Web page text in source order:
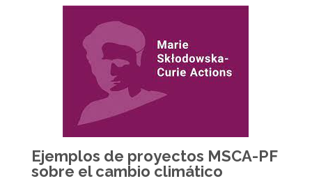
Ejemplos de proyectos MSCA-PF
sobre el cambio climático